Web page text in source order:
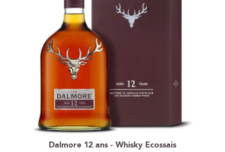
Dalmore 12 ans - Whisky Ecossais